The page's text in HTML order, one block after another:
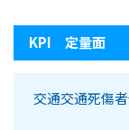
KPI 定量面
交通交通死傷